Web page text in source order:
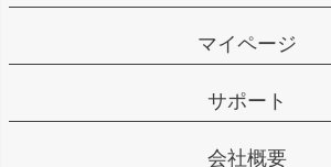
マイページ
サポート
会社概要